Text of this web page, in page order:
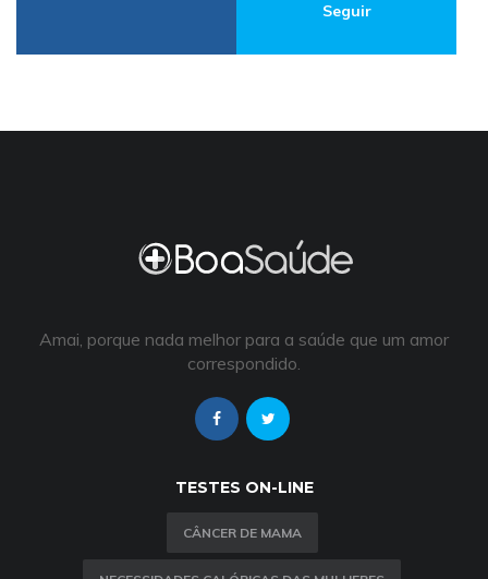
Seguir
Amai, porque nada melhor para a saúde que um amor
correspondido.
TESTES ON-LINE
CÂNCER DE MAMA